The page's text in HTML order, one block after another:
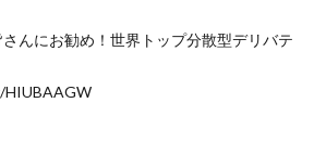
んにお勧め！世界トップ分散型デリバテ
HIUBAAGW